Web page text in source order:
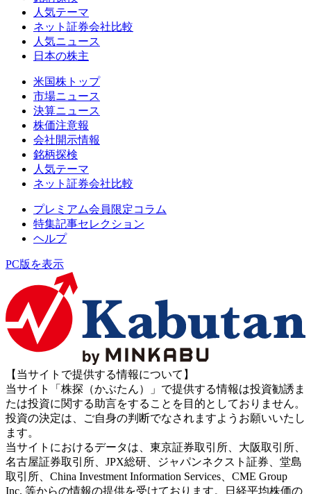
人気テーマ
ネット証券会社比較
人気ニュース
日本の株主
米国株トップ
市場ニュース
決算ニュース
株価注意報
会社開示情報
銘柄探検
人気テーマ
ネット証券会社比較
プレミアム会員限定コラム
特集記事セレクション
ヘルプ
PC版を表示
【当サイトで提供する情報について】
当サイト「株探（かぶたん）」で提供する情報は投資勧誘ま
たは投資に関する助言をすることを目的としておりません。
投資の決定は、ご自身の判断でなされますようお願いいたし
ます。
当サイトにおけるデータは、東京証券取引所、大阪取引所、
名古屋証券取引所、JPX総研、ジャパンネクスト証券、堂島
取引所、China Investment Information Services、CME Group
Inc. 等からの情報の提供を受けております。日経平均株価の